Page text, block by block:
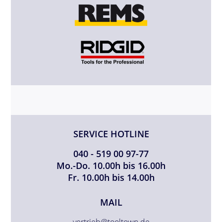
SERVICE HOTLINE
040 - 519 00 97-77
Mo.-Do. 10.00h bis 16.00h
Fr. 10.00h bis 14.00h
MAIL